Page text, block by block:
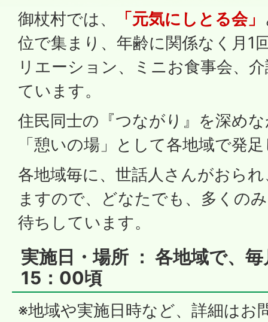
御杖村では、
「元気にしとる会」
位で集まり、年齢に関係なく月1
リエーション、ミニお食事会、
ています。
住民同士の『つながり』を深め
「憩いの場」として各地域で発
各地域毎に、世話人さんがおら
ますので、どなたでも、多くの
待ちしています。
実施日・場所 ： 各地域で、
15：00頃
※地域や実施日時など、詳細はお